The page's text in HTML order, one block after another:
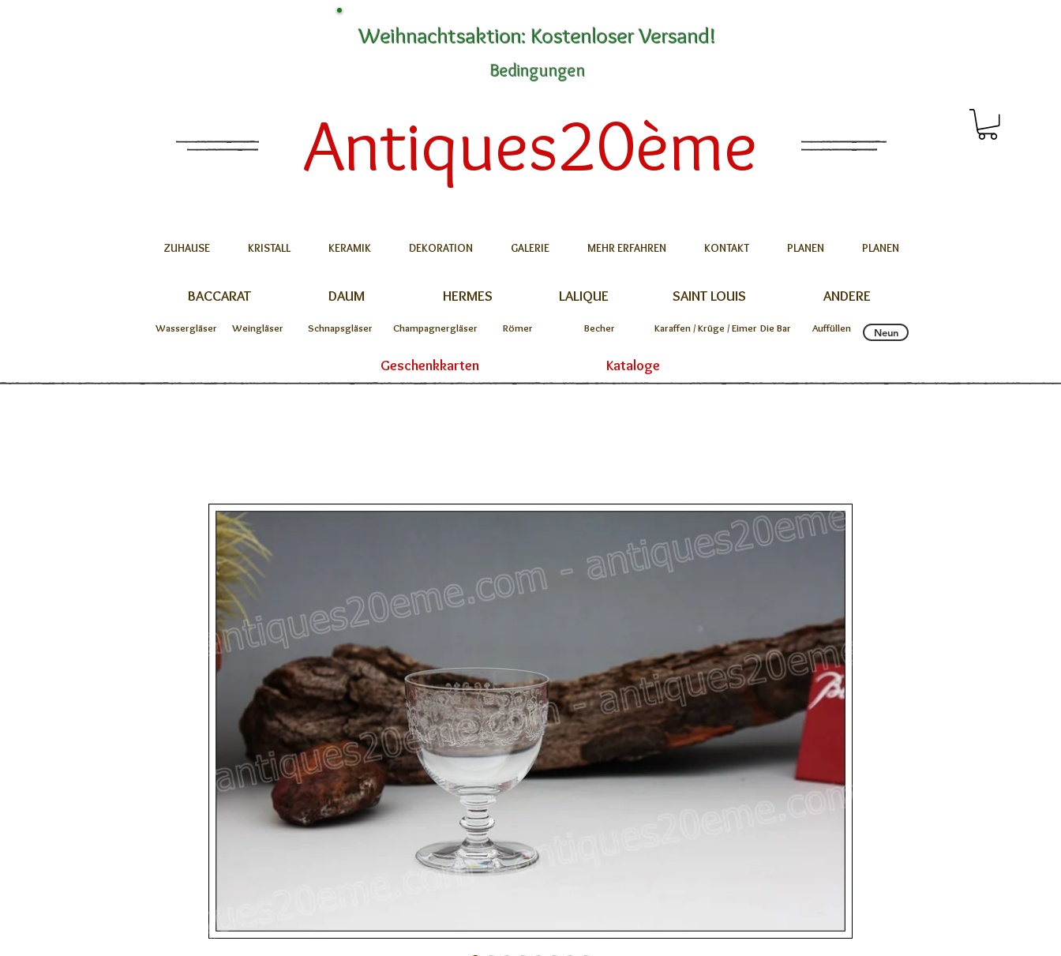
Weihnachtsaktion: Kostenloser Versand!
Bedingungen
Antiques20ème
ZUHAUSE KRISTALL KERAMIK DEKORATION GALERIE MEHR ERFAHREN KONTAKT PLANEN PLANEN
BACCARAT DAUM HERMES LALIQUE SAINT LOUIS ANDERE
Wassergläser Weingläser Schnapsgläser Champagnergläser Römer Becher Karaffen / Krüge / Eimer Die Bar Auffüllen Neun
Geschenkkarten Kataloge